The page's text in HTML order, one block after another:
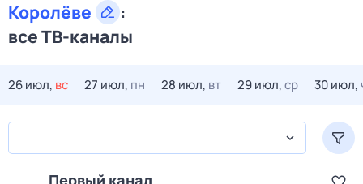
Королёве
:
все ТВ-каналы
26 июл, вс 27 июл, пн 28 июл, вт 29 июл,ср 30 июл,
Первый канал